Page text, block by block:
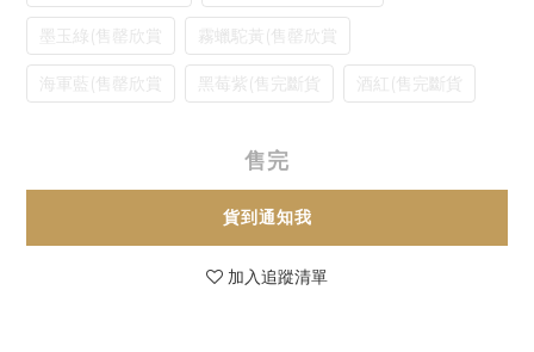
墨玉綠(售罄欣賞 霧蠟駝黃(售罄欣賞
海軍藍(售罄欣賞 黑莓紫(售完斷貨 酒紅(售完斷貨
售完
貨到通知我
加入追蹤清單